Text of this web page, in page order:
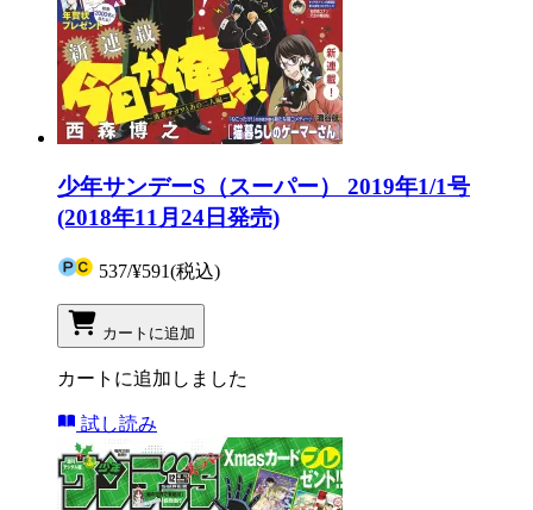
少年サンデーS（スーパー） 2019年1/1号
(2018年11月24日発売)
537/¥591(税込)
カートに追加
カートに追加しました
試し読み